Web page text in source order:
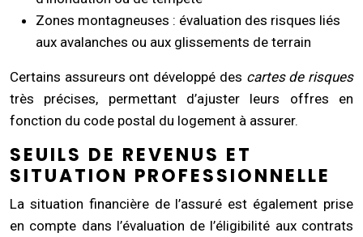
Zones montagneuses : évaluation des risques liés
aux avalanches ou aux glissements de terrain
Certains assureurs ont développé des cartes de risques
très précises, permettant d’ajuster leurs offres en
fonction du code postal du logement à assurer.
SEUILS DE REVENUS ET
SITUATION PROFESSIONNELLE
La situation financière de l’assuré est également prise
en compte dans l’évaluation de l’éligibilité aux contrats